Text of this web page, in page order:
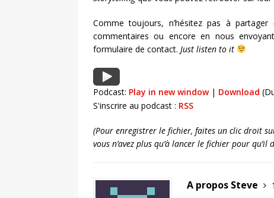
Comme toujours, n’hésitez pas à
commentaires ou encore en nous
formulaire de contact. Just listen to it
Podcast: Play in new window| Download
S'inscrire au podcast : RSS
(Pour enregistrer le fichier, faites un clic droit
vous n’avez plus qu’à lancer le fichier pour
A propos Steve